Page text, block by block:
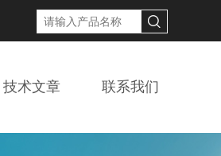
技术文章 联系我们